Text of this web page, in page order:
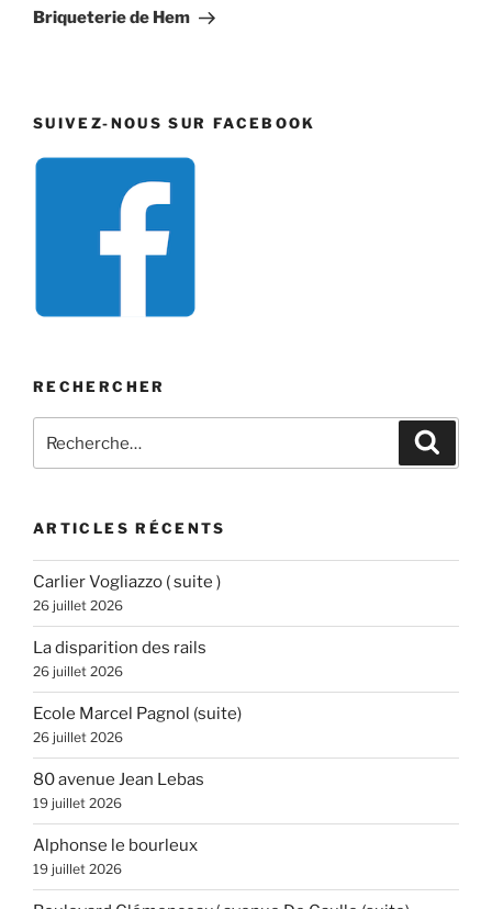
suivant
Briqueterie de Hem
SUIVEZ-NOUS SUR FACEBOOK
RECHERCHER
pour
ARTICLES RÉCENTS
Carlier Vogliazzo ( suite )
26 juillet 2026
La disparition des rails
26 juillet 2026
Ecole Marcel Pagnol (suite)
26 juillet 2026
80 avenue Jean Lebas
19 juillet 2026
Alphonse le bourleux
19 juillet 2026